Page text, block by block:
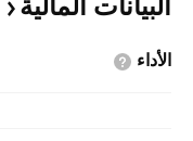
الأداء